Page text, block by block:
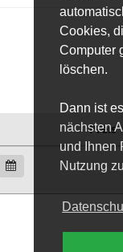
Cookies,
Computer
löschen.
Dann ist
nächsten
und Ihnen
Nutzung
Preis